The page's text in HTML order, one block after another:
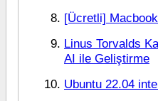
[Ücretli]
Linus Torvalds
AI ile Geliştirme
Ubuntu 22.04